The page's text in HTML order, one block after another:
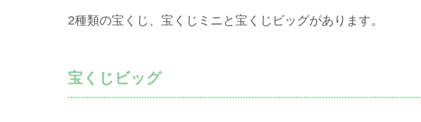
2種類の宝くじ、宝くじミニと宝くじビッグがあります。
宝くじビッグ